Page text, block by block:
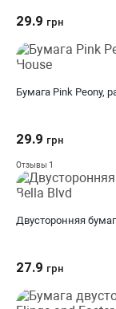
29.9 грн
Бумага Pink Peony,
29.9 грн
Отзывы 1
Двусторонняя
27.9 грн